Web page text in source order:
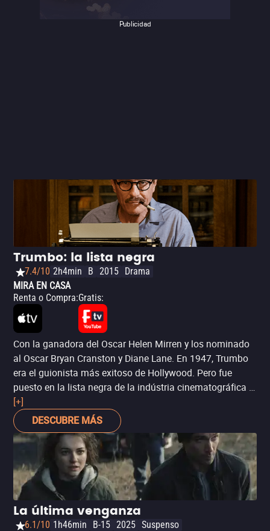
en su camino. Una “feel good movie” en toda la regla,
Publicidad
Trumbo: la lista negra
7.4/10 2h4min B 2015 Drama
MIRA EN CASA
Renta o Compra:Gratis:
Con la ganadora del Oscar Helen Mirren y los nominado
al Oscar Bryan Cranston y Diane Lane. En 1947, Trumbo
era el guionista más exitoso de Hollywood. Pero fue
puesto en la lista negra de la indústria cinematográfica y
arrestado por sus creencias políticas. *7.5*IMDb.
[+]
DESCUBRE MÁS
La última venganza
6.1/10 1h46min B-15 2025 Suspenso